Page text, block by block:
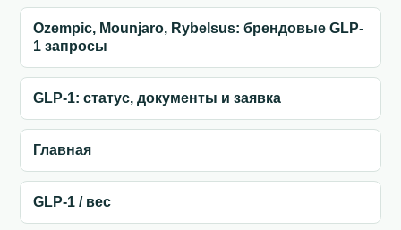
Ozempic, Mounjaro, Rybelsus: брендовые GLP-
1 запросы
GLP-1: статус, документы и заявка
Главная
GLP-1 / вес